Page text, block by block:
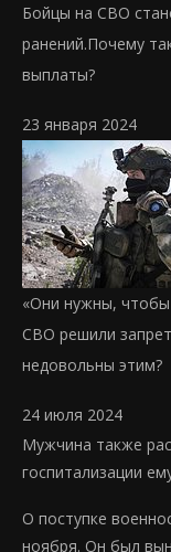
Бойцы на СВО
ранений.Почему
выплаты?
23 января 2024
«Они нужны,
СВО решили
недовольны этим?
24 июля 2024
Мужчина также
госпитализации
О поступке
ноября. Он был